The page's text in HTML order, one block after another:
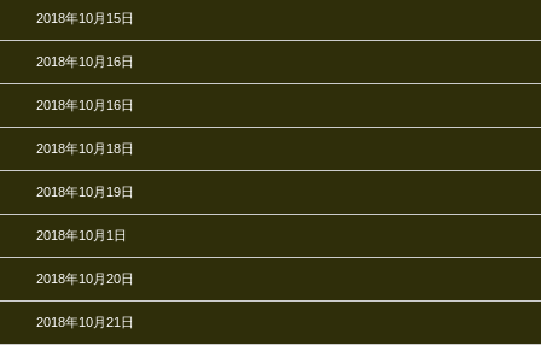
2018年10月15日
2018年10月16日
2018年10月16日
2018年10月18日
2018年10月19日
2018年10月1日
2018年10月20日
2018年10月21日